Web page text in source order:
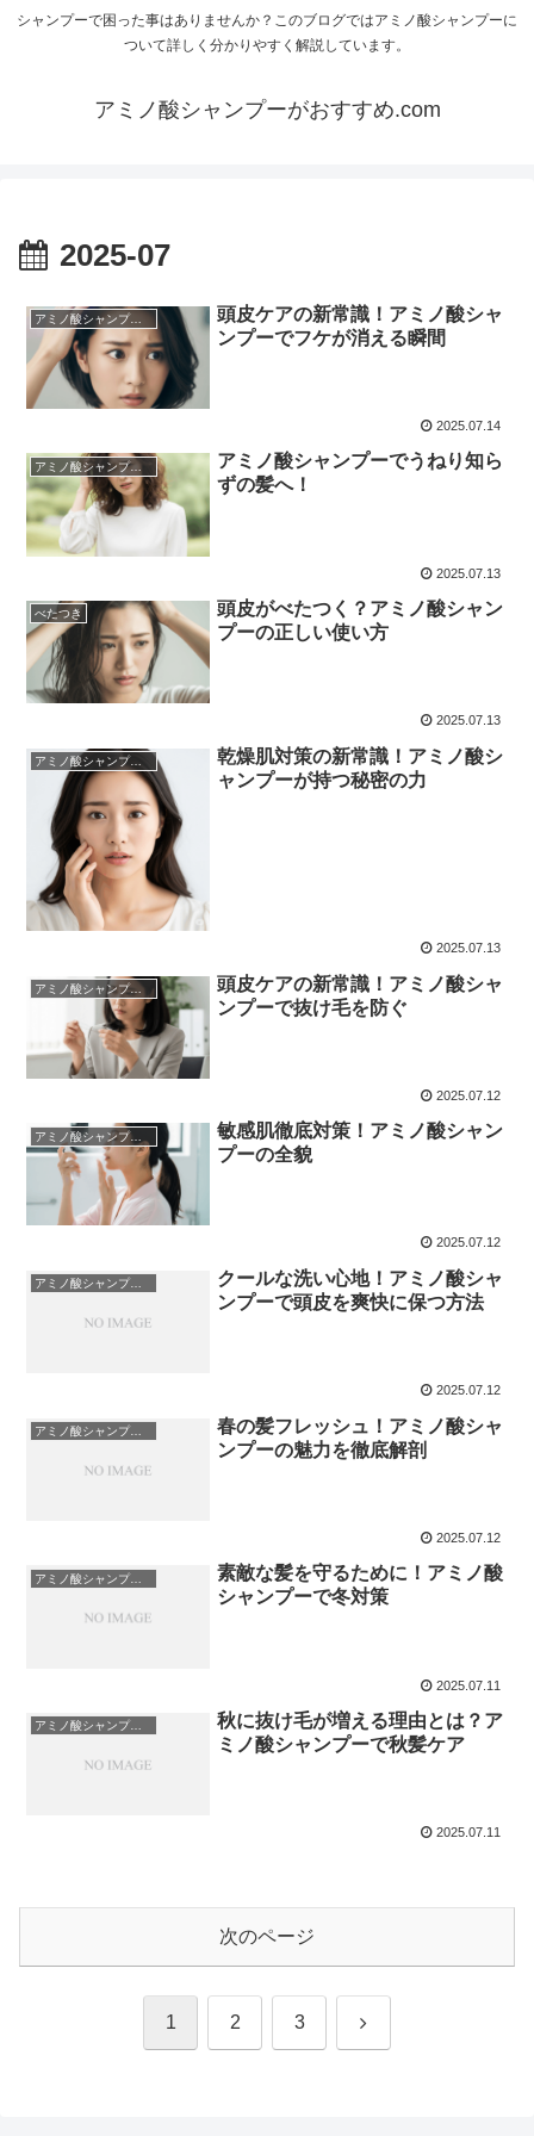
シャンプーで困った事はありませんか？このブログではアミノ酸シャンプーに
ついて詳しく分かりやすく解説しています。
アミノ酸シャンプーがおすすめ.com
2025-07
アミノ酸シャンプーについて
頭皮ケアの新常識！アミノ酸シャ
ンプーでフケが消える瞬間
2025.07.14
アミノ酸シャンプーについて
アミノ酸シャンプーでうねり知ら
ずの髪へ！
2025.07.13
べたつき
頭皮がべたつく？アミノ酸シャン
プーの正しい使い方
2025.07.13
アミノ酸シャンプーについて
乾燥肌対策の新常識！アミノ酸シ
ャンプーが持つ秘密の力
2025.07.13
アミノ酸シャンプーについて
頭皮ケアの新常識！アミノ酸シャ
ンプーで抜け毛を防ぐ
2025.07.12
アミノ酸シャンプーについて
敏感肌徹底対策！アミノ酸シャン
プーの全貌
2025.07.12
アミノ酸シャンプーについて
クールな洗い心地！アミノ酸シャ
ンプーで頭皮を爽快に保つ方法
2025.07.12
アミノ酸シャンプーについて
春の髪フレッシュ！アミノ酸シャ
ンプーの魅力を徹底解剖
2025.07.12
アミノ酸シャンプーについて
素敵な髪を守るために！アミノ酸
シャンプーで冬対策
2025.07.11
アミノ酸シャンプーについて
秋に抜け毛が増える理由とは？ア
ミノ酸シャンプーで秋髪ケア
2025.07.11
次のページ
1 2 3 次